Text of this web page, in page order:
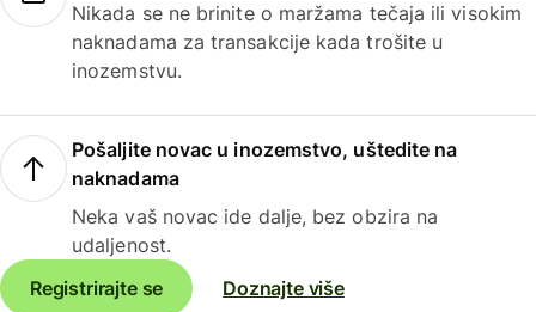
Nikada se ne brinite o maržama tečaja ili visokim
naknadama za transakcije kada trošite u
inozemstvu.
Pošaljite novac u inozemstvo, uštedite na
naknadama
Neka vaš novac ide dalje, bez obzira na
udaljenost.
Registrirajte se
Doznajte više